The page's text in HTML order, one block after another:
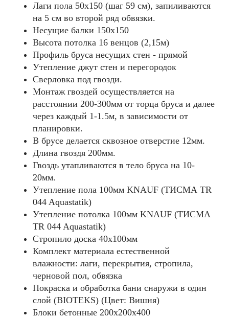
Лаги пола 50х150 (шаг 59 см), запиливаются
на 5 см во второй ряд обвязки.
Несущие балки 150x150
Высота потолка 16 венцов (2,15м)
Профиль бруса несущих стен - прямой
Утепление джут стен и перегородок
Сверловка под гвозди.
Монтаж гвоздей осуществляется на
расстоянии 200-300мм от торца бруса и далее
через каждый 1-1.5м, в зависимости от
планировки.
В брусе делается сквозное отверстие 12мм.
Длина гвоздя 200мм.
Гвоздь утапливаются в тело бруса на 10-
20мм.
Утепление пола 100мм KNAUF (ТИСМА TR
044 Aquastatik)
Утепление потолка 100мм KNAUF (ТИСМА
TR 044 Aquastatik)
Стропило доска 40x100мм
Комплект материала естественной
влажности: лаги, перекрытия, стропила,
черновой пол, обвязка
Покраска и обработка бани снаружи в один
слой (BIOTEKS) (Цвет: Вишня)
Блоки бетонные 200х200х400